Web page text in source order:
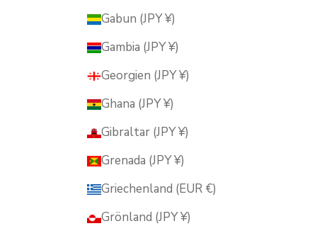
Gabun (JPY ¥)
Gambia (JPY ¥)
Georgien (JPY ¥)
Ghana (JPY ¥)
Gibraltar (JPY ¥)
Grenada (JPY ¥)
Griechenland (EUR €)
Grönland (JPY ¥)